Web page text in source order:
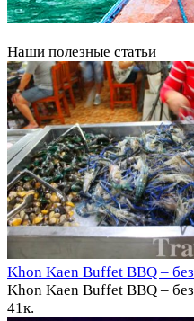
Наши полезные статьи
Khon Kaen Buffet BBQ –
Khon Kaen Buffet BBQ –
41к.